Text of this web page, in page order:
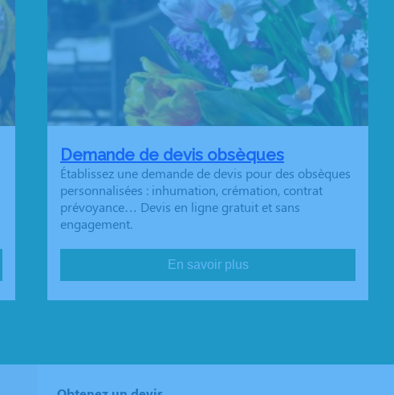
Demande de devis obsèques
Établissez une demande de devis pour des obsèques
personnalisées : inhumation, crémation, contrat
prévoyance… Devis en ligne gratuit et sans
engagement.
En savoir plus